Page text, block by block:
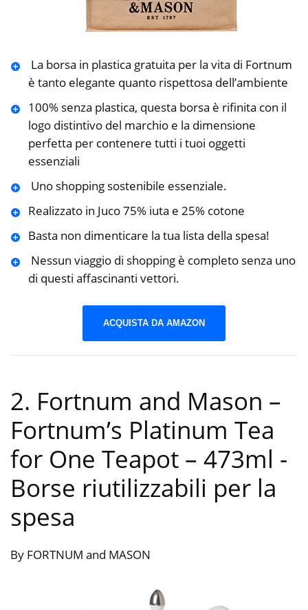
️ La borsa in plastica gratuita per la vita di Fortnum
è tanto elegante quanto rispettosa dell’ambiente
100% senza plastica, questa borsa è rifinita con il
logo distintivo del marchio e la dimensione
perfetta per contenere tutti i tuoi oggetti
essenziali
️ Uno shopping sostenibile essenziale.
Realizzato in Juco 75% iuta e 25% cotone
Basta non dimenticare la tua lista della spesa!
️ Nessun viaggio di shopping è completo senza uno
di questi affascinanti vettori.
ACQUISTA DA AMAZON
2. Fortnum and Mason –
Fortnum’s Platinum Tea
for One Teapot – 473ml -
Borse riutilizzabili per la
spesa
By FORTNUM and MASON